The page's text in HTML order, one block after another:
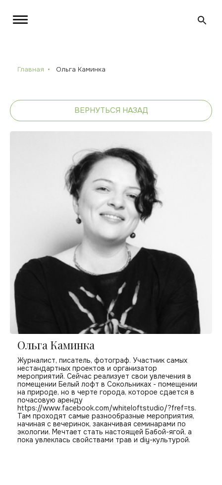
Главная Ольга Каминка
ВЕРНУТЬСЯ НАЗАД
Ольга Каминка
Журналист, писатель, фотограф. Участник самых
нестандартных проектов и организатор
мероприятий. Сейчас реализует свои увлечения в
помещении Белый лофт в Сокольниках - помещении
на природе, но в черте города, которое сдается в
почасовую аренду
https://www.facebook.com/whiteloftstudio/?fref=ts.
Там проходят самые разнообразные мероприятия,
начиная с вечеринок, заканчивая семинарами по
экологии. Мечтает стать настоящей Бабой-ягой, а
пока увлеклась свойствами трав и diy-культурой.